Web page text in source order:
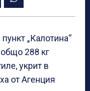
„Калотина“
288 кг
укрит в
от Агенция